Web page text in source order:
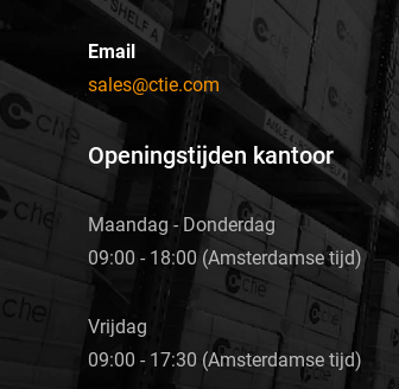
Email
sales@ctie.com
Openingstijden kantoor
Maandag - Donderdag
09:00 - 18:00 (Amsterdamse tijd)
Vrijdag
09:00 - 17:30 (Amsterdamse tijd)